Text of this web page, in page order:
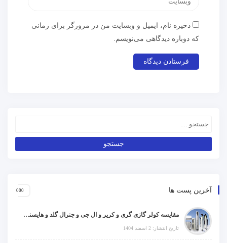
ذخیره نام، ایمیل و وبسایت من در مرورگر برای زمانی
که دوباره دیدگاهی می‌نویسم.
آخرین پست ها
مقایسه کولر گازی گری و کریر و ال جی و جنرال گلد و هایسنس و مدیا و اجنرال
تاریخ انتشار: 2 اسفند 1404